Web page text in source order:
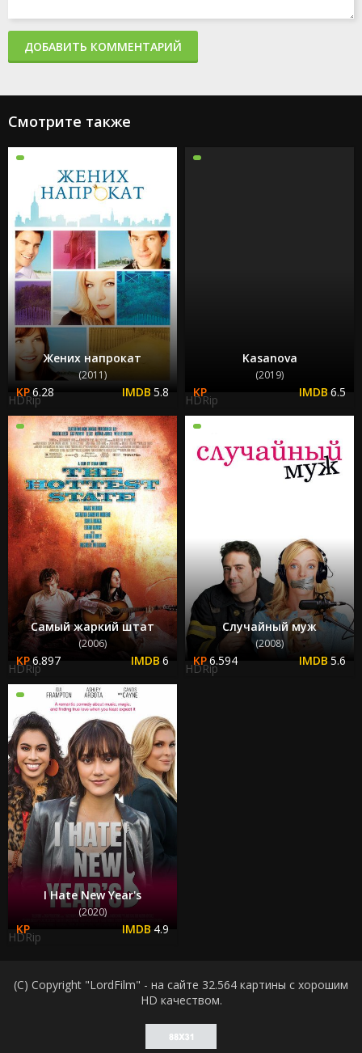
ДОБАВИТЬ КОММЕНТАРИЙ
Смотрите также
Жених напрокат
(2011)
6.28 5.8
HDRip
Kasanova
(2019)
6.5
HDRip
Самый жаркий штат
(2006)
6.897 6
HDRip
Случайный муж
(2008)
6.594 5.6
HDRip
I Hate New Year's
(2020)
4.9
HDRip
(C) Copyright "LordFilm" - на сайте 32.564 картины с хорошим
HD качеством.